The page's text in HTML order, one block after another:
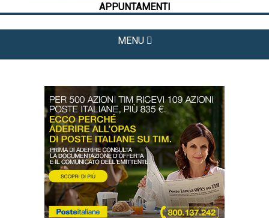
APPUNTAMENTI
MENU
CULTURA
DAL TERRITORIO
OROSCOPO
LA PIAZZA
ANIMALI
OCCHIO ALLA TRUFFA
NECROLOGI